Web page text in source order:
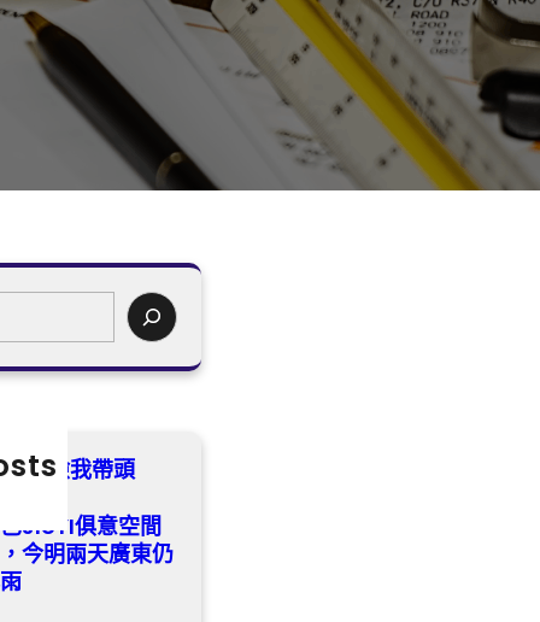
所健檢我帶頭
JIUYI俱意空間
今明兩天廣東仍